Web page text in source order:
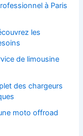
à Paris
les
de limousine
des chargeurs
moto offroad